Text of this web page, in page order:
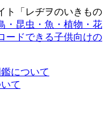
ト「レヂヲのいきもの
・昆虫・魚・植物・花
ードできる子供向けの
について
て